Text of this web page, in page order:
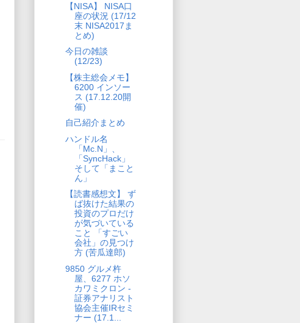
【NISA】 NISA口
座の状況 (17/12
末 NISA2017ま
とめ)
今日の雑談
(12/23)
【株主総会メモ】
6200 インソー
ス (17.12.20開
催)
自己紹介まとめ
ハンドル名
「Mc.N」、
「SyncHack」
そして「まこと
ん」
【読書感想文】 ず
ば抜けた結果の
投資のプロだけ
が気づいている
こと 「すごい
会社」の見つけ
方 (苦瓜達郎)
9850 グルメ杵
屋、6277 ホソ
カワミクロン -
証券アナリスト
協会主催IRセミ
ナー (17.1...